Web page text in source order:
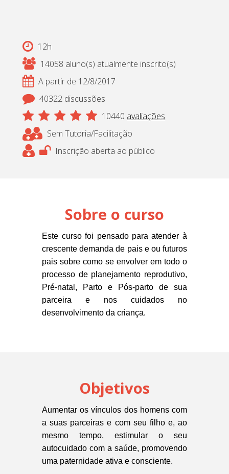
12h
14058 aluno(s) atualmente inscrito(s)
A partir de 12/8/2017
40322 discussões
10440 avaliações
Sem Tutoria/Facilitação
Inscrição aberta ao público
Sobre o curso
Este curso foi pensado para atender à
crescente demanda de pais e ou futuros
pais sobre como se envolver em todo o
processo de planejamento reprodutivo,
Pré-natal, Parto e Pós-parto de sua
parceira e nos cuidados no
desenvolvimento da criança.
Objetivos
Aumentar os vínculos dos homens com
a suas parceiras e com seu filho e, ao
mesmo tempo, estimular o seu
autocuidado com a saúde, promovendo
uma paternidade ativa e consciente.